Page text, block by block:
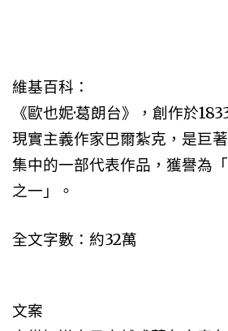
維基百科：
《歐也妮·葛朗台》，創作於
現實主義作家巴爾紮克，是巨
集中的一部代表作品，獲譽為
之一」。
全文字數：約32萬
文案